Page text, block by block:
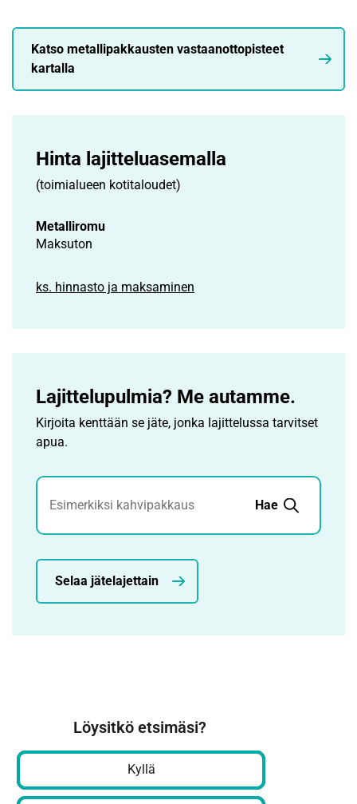
Katso metallipakkausten vastaanottopisteet
kartalla
Hinta lajittelu­asemalla
(toimialueen kotitaloudet)
Metalliromu
Maksuton
ks. hinnasto ja maksaminen
Lajittelupulmia? Me autamme.
Kirjoita kenttään se jäte, jonka lajittelussa tarvitset
apua.
Jätehaku
Hae
Selaa jätelajettain
Löysitkö etsimäsi?
Kyllä